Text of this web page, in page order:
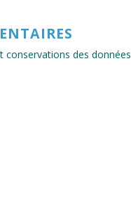
conservations des données